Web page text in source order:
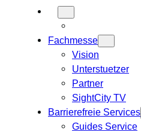
Fachmesse
Vision
Unterstuetzer
Partner
SightCity TV
Barrierefreie Services
Guides Service